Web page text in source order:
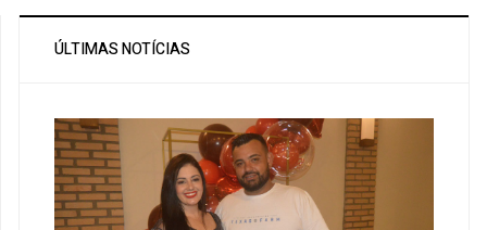
ÚLTIMAS NOTÍCIAS